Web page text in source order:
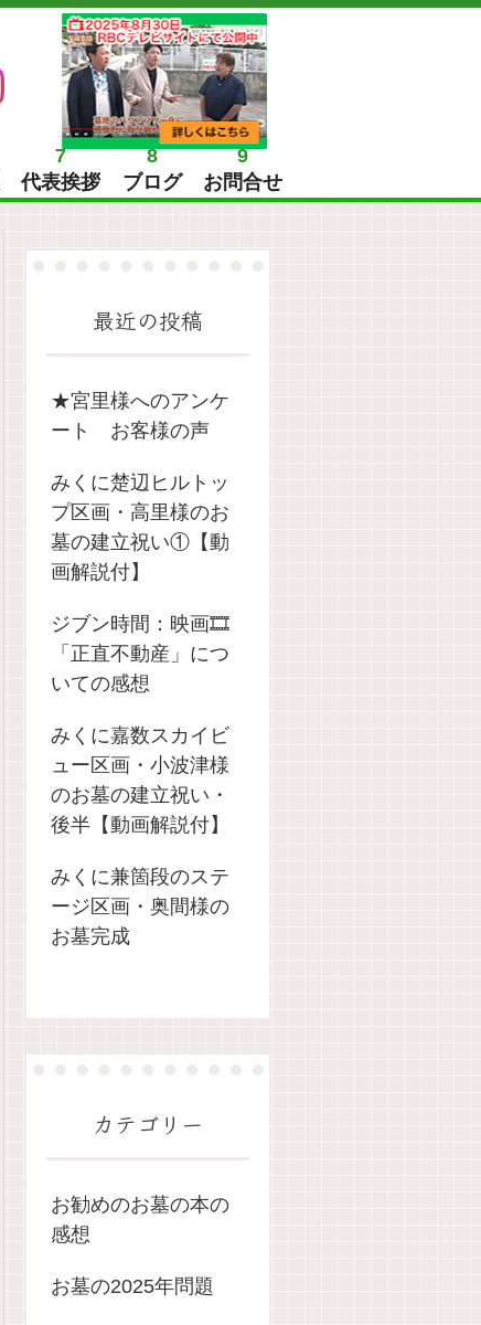
7
代表挨拶
8
ブログ
9
お問合せ
最近の投稿
★宮里様へのアンケ
ート お客様の声
みくに楚辺ヒルトッ
プ区画・高里様のお
墓の建立祝い①【動
画解説付】
ジブン時間：映画🎞️
「正直不動産」につ
いての感想
みくに嘉数スカイビ
ュー区画・小波津様
のお墓の建立祝い・
後半【動画解説付】
みくに兼箇段のステ
ージ区画・奥間様の
お墓完成
カテゴリー
お勧めのお墓の本の
感想
お墓の2025年問題